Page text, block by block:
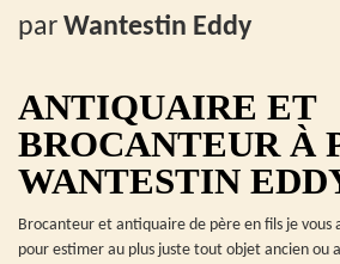
par Wantestin Eddy
ANTIQUAIRE ET
BROCANTEUR À
WANTESTIN
Brocanteur et antiquaire de père en fils je vous
pour estimer au plus juste tout objet ancien ou